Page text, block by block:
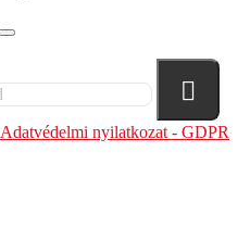
Adatvédelmi nyilatkozat - GDPR